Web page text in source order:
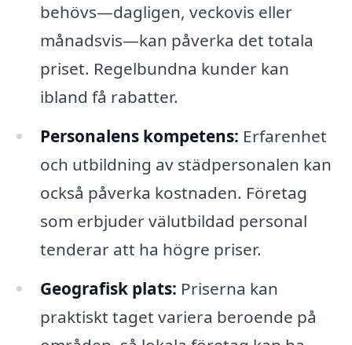
behövs—dagligen, veckovis eller
månadsvis—kan påverka det totala
priset. Regelbundna kunder kan
ibland få rabatter.
Personalens kompetens: Erfarenhet
och utbildning av städpersonalen kan
också påverka kostnaden. Företag
som erbjuder välutbildad personal
tenderar att ha högre priser.
Geografisk plats: Priserna kan
praktiskt taget variera beroende på